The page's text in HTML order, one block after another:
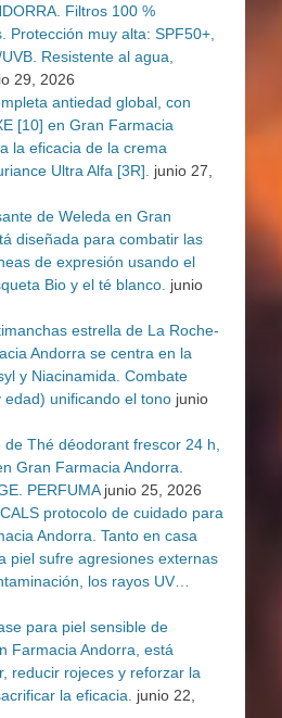
Filtros 100 %
Protección muy alta: SPF50+,
Resistente al agua,
29, 2026
antiedad global, con
[10] en Gran Farmacia
la eficacia de la crema
Ultra Alfa [3R].
junio 27,
de Weleda en Gran
diseñada para combatir las
de expresión usando el
Bio y el té blanco. junio
estrella de La Roche-
Andorra se centra en la
y Niacinamida. Combate
edad) unificando el tono junio
Thé déodorant frescor 24 h,
Gran Farmacia Andorra.
PERFUMA junio 25, 2026
protocolo de cuidado para
Andorra. Tanto en casa
piel sufre agresiones externas
los rayos UV…
para piel sensible de
Farmacia Andorra, está
reducir rojeces y reforzar la
la eficacia.
junio 22,